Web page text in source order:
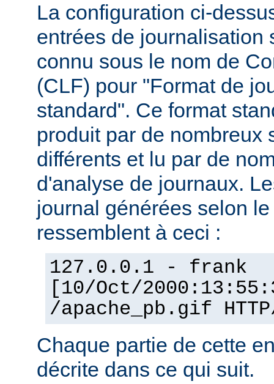
La configuration ci-
entrées de journalisation
connu sous le nom de
(CLF) pour "Format de
standard". Ce format
produit par de nombreux
différents et lu par de
d'analyse de journaux.
journal générées selon
ressemblent à ceci :
127.0.0.1 - frank
[10/Oct/
/apache_pb.gif
Chaque partie de cette
décrite dans ce qui suit.